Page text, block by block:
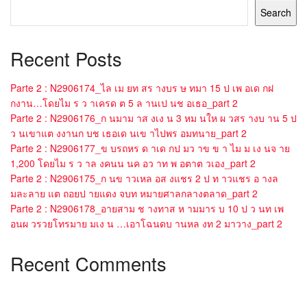
Search
Recent Posts
Parte 2 : N2906174_ไล เม ยท สร างบร ษ ทมา 15 ป เพ อเด กฝ
กงาน…โดยไม ร ว าเครด ต 5 ล านเป นช อเธอ_part 2
Parte 2 : N2906176_ก นมาม าส งเง น 3 หม นให ผ วสร างบ าน 5 ป
ว นเขาแต งงานก บช เธอเด นเข าไปพร อมทนาย_part 2
Parte 2 : N2906177_ข บรถหร ด าเด กป มว าข ข า ไม ม เง นจ าย
1,200 โดยไม ร ว าล งคนน นค อว าท พ อตาต วเอง_part 2
Parte 2 : N2906175_ก นข าวเหล อส งแชร 2 ป ท าวแชร อ างล
มละลาย แต ถอยป ายแดง จบท หมายศาลกลางตลาด_part 2
Parte 2 : N2906178_อายสาม ช างทาส ห ามมาร บ 10 ป ว นท เพ
อนผ วรวยโทรมาย มเง น …เอาโฉนดบ านหล งท 2 มาวาง_part 2
Recent Comments